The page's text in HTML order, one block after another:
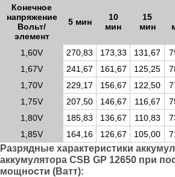
Конечное
напряжение
Вольт/
элемент
5 мин
10
мин
15
мин
1,60V 270,83 173,33 131,67
1,67V
241,67 161,67 125,25
1,70V
229,17 156,67 122,50
1,75V
207,50 146,67 116,67
1,80V
185,83 136,67 110,83
1,85V
164,16 126,67 105,00
Разрядные характеристики
аккумулятора CSB GP 12650 при
мощности (Ватт):